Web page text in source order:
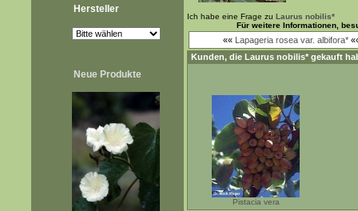
Hersteller
Neue Produkte
Ich habe eine Frage zu Laurus nobilis*
Für weitere Informationen,
«« Lapageria rosea var. albifora*
Kunden, die Laurus nobilis* gekauft
Pistacia vera